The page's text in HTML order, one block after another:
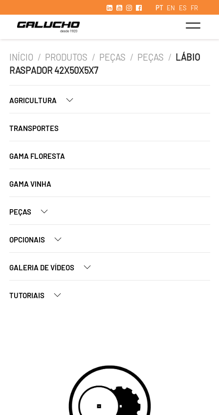
PT EN ES FR
INÍCIO / PRODUTOS / PEÇAS / PEÇAS / LÁBIO
RASPADOR 42X50X5X7
AGRICULTURA
TRANSPORTES
GAMA FLORESTA
GAMA VINHA
PEÇAS
OPCIONAIS
GALERIA DE VÍDEOS
TUTORIAIS